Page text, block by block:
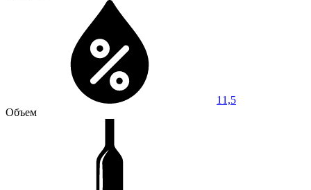
11,5
Объем